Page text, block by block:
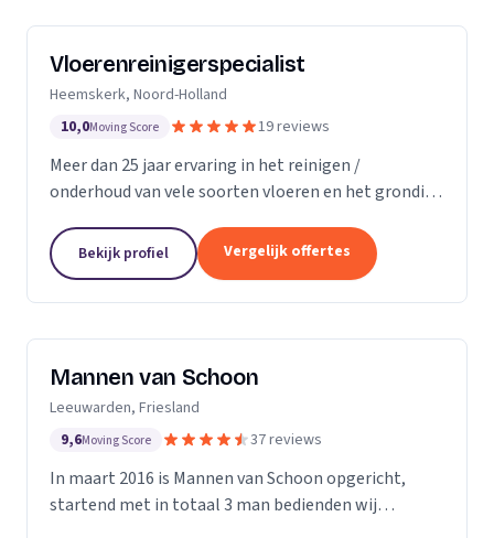
Vloerenreinigerspecialist
Heemskerk, Noord-Holland
10,0Moving Score 19 reviews
Meer dan 25 jaar ervaring in het reinigen /
onderhoud van vele soorten vloeren en het grondig
objecten zoals meubels en stoelen, zowel bij u
thuis...
Bekijk profiel Vergelijk offertes
Mannen van Schoon
Leeuwarden, Friesland
9,6Moving Score 37 reviews
In maart 2016 is Mannen van Schoon opgericht,
startend met in totaal 3 man bedienden wij